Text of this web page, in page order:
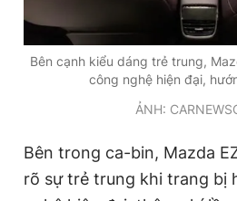
Bên cạnh kiểu dáng trẻ trung,
công nghệ hiện đại,
ẢNH:
Bên trong ca-bin, Mazda
rõ sự trẻ trung khi trang bị